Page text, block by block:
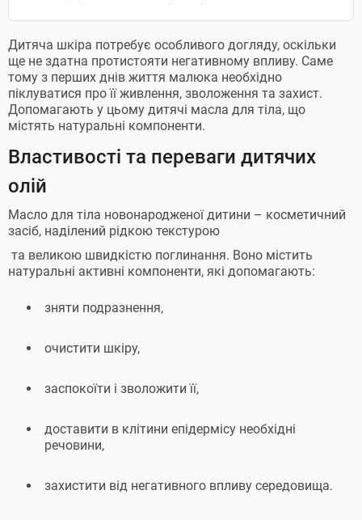
Дитяча шкіра потребує особливого догляду, оскільки
ще не здатна протистояти негативному впливу. Саме
тому з перших днів життя малюка необхідно
піклуватися про її живлення, зволоження та захист.
Допомагають у цьому дитячі масла для тіла, що
містять натуральні компоненти.
Властивості та переваги дитячих
олій
Масло для тіла новонародженої дитини – косметичний
засіб, наділений рідкою текстурою
та великою швидкістю поглинання. Воно містить
натуральні активні компоненти, які допомагають:
зняти подразнення,
очистити шкіру,
заспокоїти і зволожити її,
доставити в клітини епідермісу необхідні
речовини,
захистити від негативного впливу середовища.